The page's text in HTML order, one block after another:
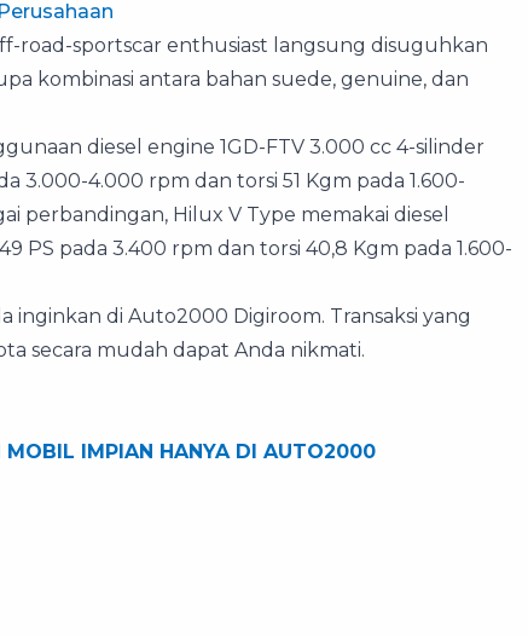
road-sportscar enthusiast langsung disuguhkan
kombinasi antara bahan suede, genuine, dan
diesel engine 1GD-FTV 3.000 cc 4-silinder
3.000-4.000 rpm dan torsi 51 Kgm pada 1.600-
perbandingan, Hilux V Type memakai diesel
PS pada 3.400 rpm dan torsi 40,8 Kgm pada 1.600-
inginkan di Auto2000 Digiroom. Transaksi yang
secara mudah dapat Anda nikmati.
IMPIAN HANYA DI AUTO2000